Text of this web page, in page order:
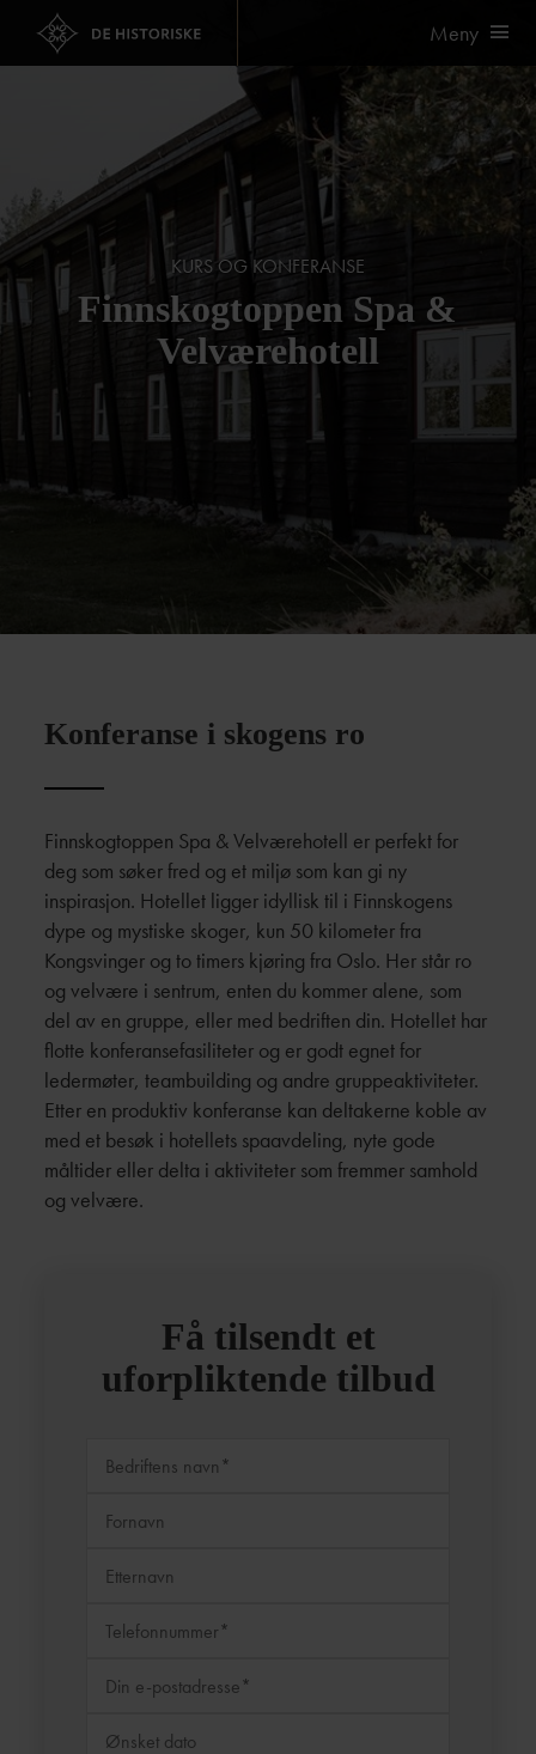
Meny
KURS OG KONFERANSE
Finnskogtoppen Spa &
Velværehotell
Konferanse i skogens ro
Finnskogtoppen Spa & Velværehotell er perfekt for
deg som søker fred og et miljø som kan gi ny
inspirasjon. Hotellet ligger idyllisk til i Finnskogens
dype og mystiske skoger, kun 50 kilometer fra
Kongsvinger og to timers kjøring fra Oslo. Her står ro
og velvære i sentrum, enten du kommer alene, som
del av en gruppe, eller med bedriften din. Hotellet har
flotte konferansefasiliteter og er godt egnet for
ledermøter, teambuilding og andre gruppeaktiviteter.
Etter en produktiv konferanse kan deltakerne koble av
med et besøk i hotellets spaavdeling, nyte gode
måltider eller delta i aktiviteter som fremmer samhold
og velvære.
Få tilsendt et
uforpliktende tilbud